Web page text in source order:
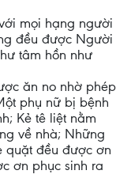
mọi hạng người
đều được Người
tâm hồn như
ăn no nhờ phép
phụ nữ bị bệnh
Kẻ tê liệt nằm
về nhà; Những
quặt đều được ơn
ơn phục sinh ra